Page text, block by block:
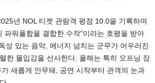
년 NOL 티켓 관람객 평점 10.0을 기록하며
파워풀함을 결합한 수작”이라는 호평을 받아
성 있는 음악, 에너지 넘치는 군무가 어우러진
한 몰입감을 선사한다. 올해는 특히 오프닝 장
새롭게 안무돼, 공연 시작부터 관객의 눈과